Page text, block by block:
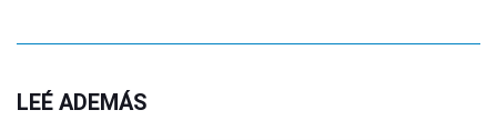
LEÉ ADEMÁS